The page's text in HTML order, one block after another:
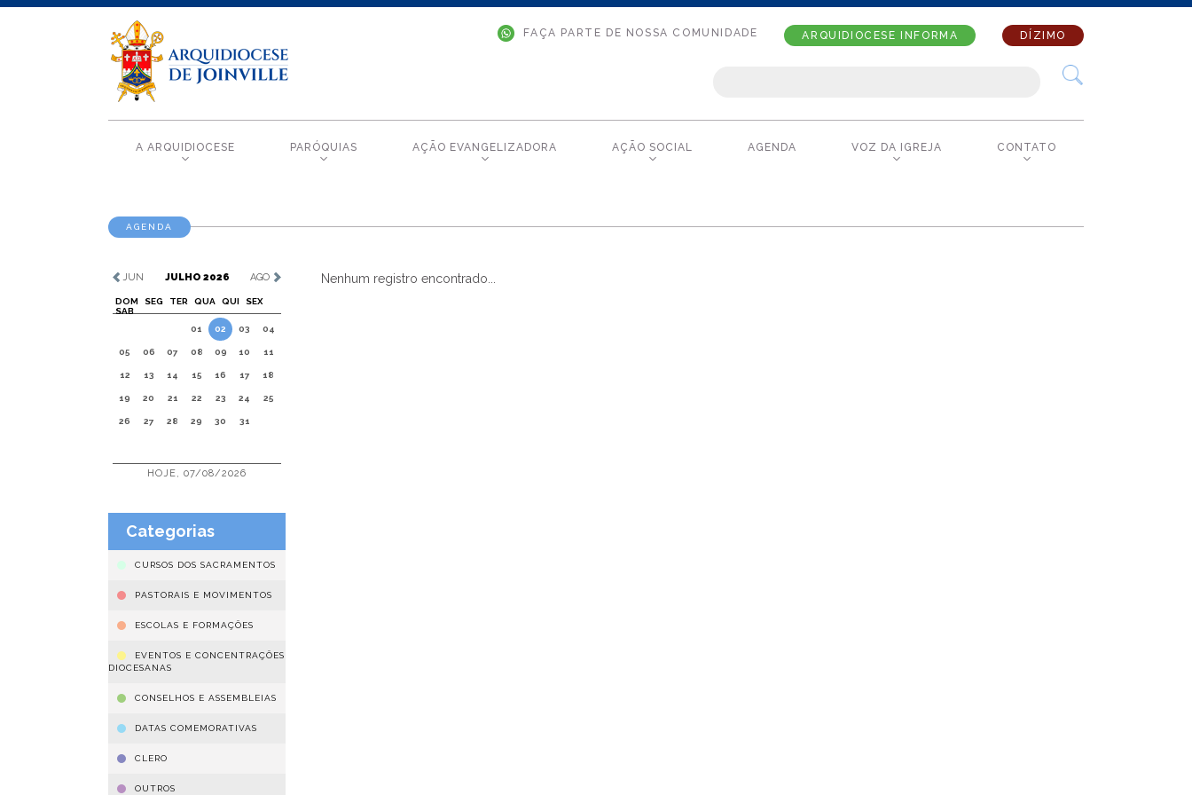
DÍZIMO
ARQUIDIOCESE INFORMA
FAÇA PARTE DE NOSSA COMUNIDADE
A ARQUIDIOCESE PARÓQUIAS AÇÃO EVANGELIZADORA AÇÃO SOCIAL AGENDA VOZ DA IGREJA CONTATO
AGENDA
JUN JULHO 2026 AGO
DOM SEG TER QUA QUI
SEX
SAB
01
02 03 04
05 06 07 08 09 10 11
12 13 14 15 16 17 18
19 20 21 22 23 24 25
26 27 28 29 30 31
HOJE, 07/08/2026
Categorias
CURSOS DOS SACRAMENTOS
PASTORAIS E MOVIMENTOS
ESCOLAS E FORMAÇÕES
EVENTOS E CONCENTRAÇÕES
DIOCESANAS
CONSELHOS E ASSEMBLEIAS
DATAS COMEMORATIVAS
CLERO
OUTROS
Nenhum registro encontrado...